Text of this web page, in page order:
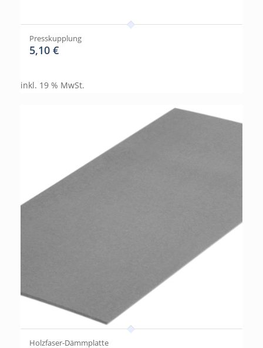
Presskupplung
5,10 €
inkl. 19 % MwSt.
Holzfaser-Dämmplatte